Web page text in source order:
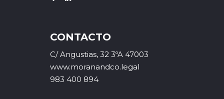
CONTACTO
C/ Angustias, 32 3ºA 47003
www.moranandco.legal
983 400 894